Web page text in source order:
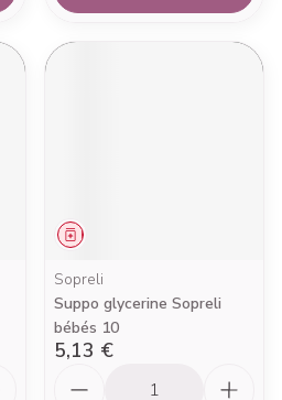
Médicament
Sopreli
Suppo glycerine Sopreli
bébés 10
5,13 €